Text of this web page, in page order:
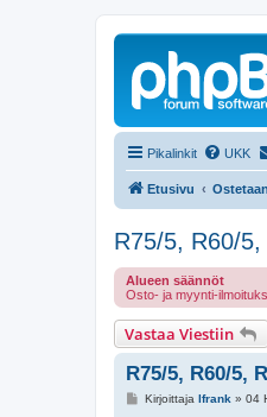
Pikalinkit UKK
Etusivu
R75/5, R60/
Alueen säännöt
Osto- ja myynti-
Vastaa Viestiin
R75/5, R60/5,
VKirjoittaja lfrank » 04